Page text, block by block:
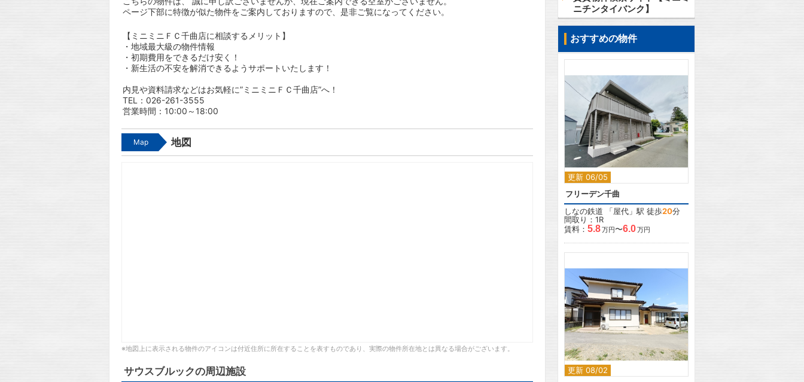
ページ下部に特徴が似た物件をご案内しておりますので、是非ご覧になってください。
【ミニミニＦＣ千曲店に相談するメリット】
・地域最大級の物件情報
・初期費用をできるだけ安く！
・新生活の不安を解消できるようサポートいたします！
内見や資料請求などはお気軽に”ミニミニＦＣ千曲店”へ！
TEL：026-261-3555
営業時間：10:00～18:00
Map 地図
※地図上に表示される物件のアイコンは付近住所に所在することを表すものであり、実際の物件所在地とは異なる場合がございます。
サウスブルックの周辺施設
ニチンタイバンク】
おすすめの物件
更新 06/05
2
フリーデン千曲
しなの鉄道 「屋代 」駅 徒歩20分
間取り：1R
賃料： 5.8万円〜6.0万円
更新 08/02